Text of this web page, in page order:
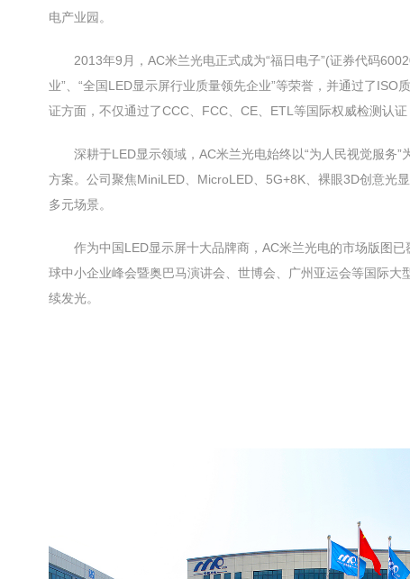
电产业园。
2013年9月，AC米兰光电正式成为“福日电子”(证券代码
业”、“全国LED显⽰屏⾏业质量领先企业”等荣誉，并通过了
证方面，不仅通过了CCC、FCC、CE、ETL等国际权威检测认
深耕于LED显示领域，AC米兰光电始终以“为人民视觉服务
方案。公司聚焦MiniLED、MicroLED、5G+8K、裸眼3D创意光
多元场景。
作为中国LED显示屏十大品牌商，AC米兰光电的市场版图
球中小企业峰会暨奥巴马演讲会、世博会、广州亚运会等国际
续发光。